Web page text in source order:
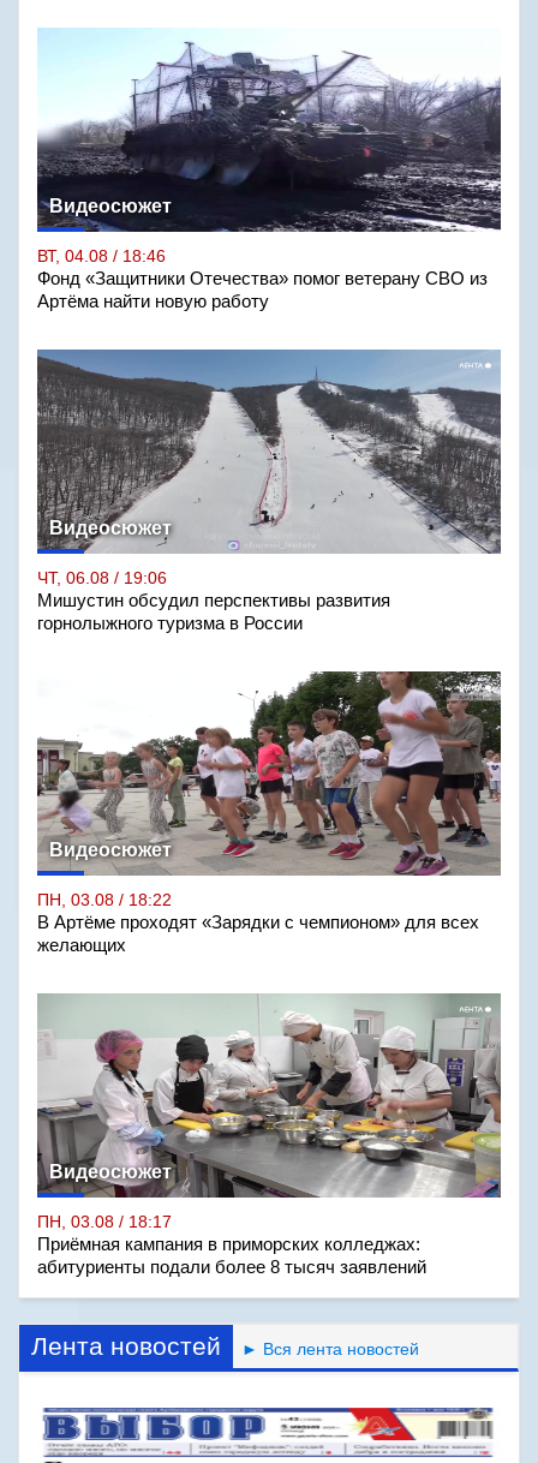
Видеосюжет
ВТ, 04.08 / 18:46
Фонд «Защитники Отечества» помог ветерану СВО из
Артёма найти новую работу
Видеосюжет
ЧТ, 06.08 / 19:06
Мишустин обсудил перспективы развития
горнолыжного туризма в России
Видеосюжет
ПН, 03.08 / 18:22
В Артёме проходят «Зарядки с чемпионом» для всех
желающих
Видеосюжет
ПН, 03.08 / 18:17
Приёмная кампания в приморских колледжах:
абитуриенты подали более 8 тысяч заявлений
Лента новостей ► Вся лента новостей